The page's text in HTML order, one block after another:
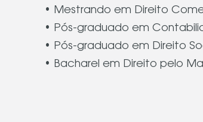
• Mestrando em Direito
• Pós-graduado em
• Pós-graduado em Direito
• Bacharel em Direito pelo